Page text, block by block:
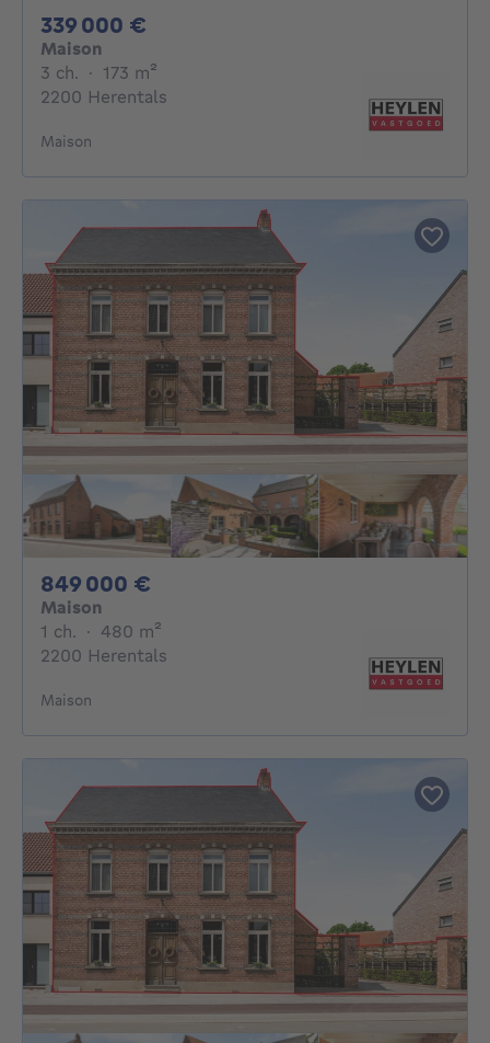
339 000 €
Maison
3 ch. 3 chambres
· 173 m²
2200 Herentals
Maison
849 000 €
Maison
1 ch. 1 chambre
· 480 m²
2200 Herentals
Maison